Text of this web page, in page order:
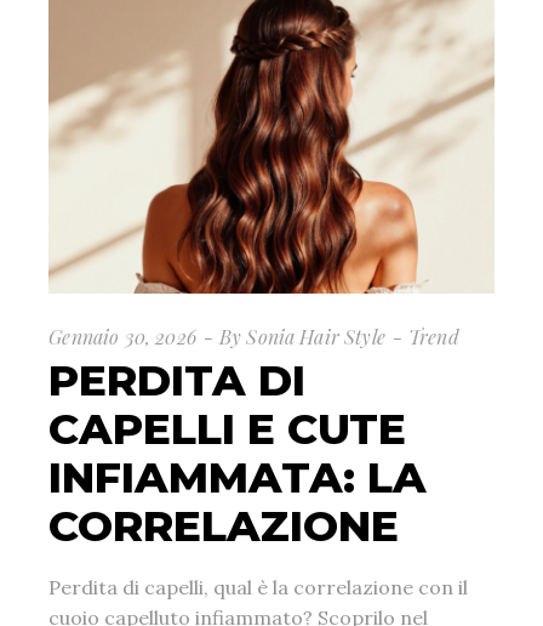
Gennaio 30, 2026 By Sonia Hair Style Trend
PERDITA DI
CAPELLI E CUTE
INFIAMMATA: LA
CORRELAZIONE
Perdita di capelli, qual è la correlazione con il
cuoio capelluto infiammato? Scoprilo nel